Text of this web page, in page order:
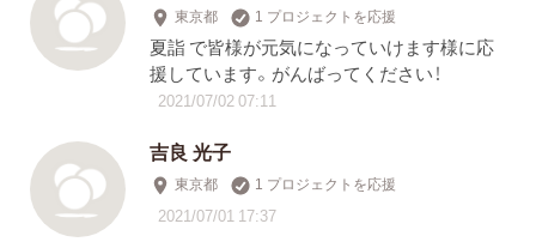
東京都 1 プロジェクトを応援
夏詣 で皆様が元気になっていけます様に応
援しています。がんばってください！
2021/07/02 07:11
吉良 光子
東京都 1 プロジェクトを応援
2021/07/01 17:37